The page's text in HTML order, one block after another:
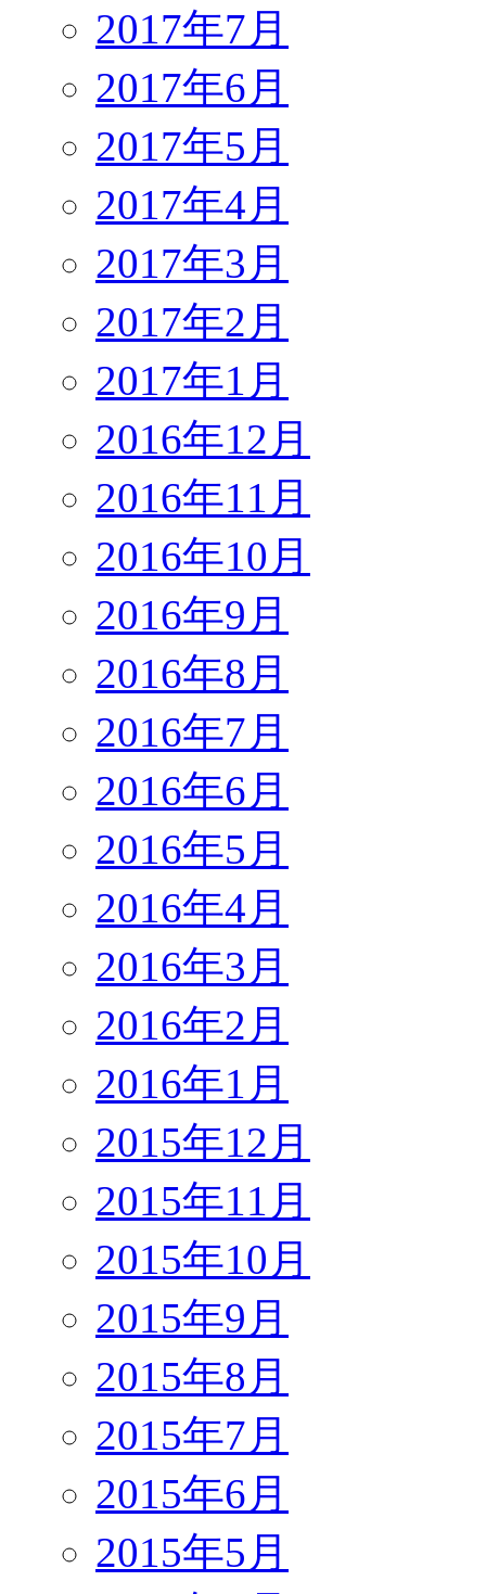
2017年7月
2017年6月
2017年5月
2017年4月
2017年3月
2017年2月
2017年1月
2016年12月
2016年11月
2016年10月
2016年9月
2016年8月
2016年7月
2016年6月
2016年5月
2016年4月
2016年3月
2016年2月
2016年1月
2015年12月
2015年11月
2015年10月
2015年9月
2015年8月
2015年7月
2015年6月
2015年5月